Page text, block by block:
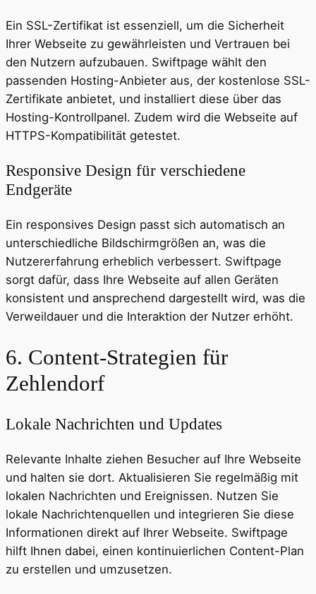
Ein SSL-Zertifikat ist essenziell, um die Sicherheit
Ihrer Webseite zu gewährleisten und Vertrauen bei
den Nutzern aufzubauen. Swiftpage wählt den
passenden Hosting-Anbieter aus, der kostenlose SSL-
Zertifikate anbietet, und installiert diese über das
Hosting-Kontrollpanel. Zudem wird die Webseite auf
HTTPS-Kompatibilität getestet.
Responsive Design für verschiedene
Endgeräte
Ein responsives Design passt sich automatisch an
unterschiedliche Bildschirmgrößen an, was die
Nutzererfahrung erheblich verbessert. Swiftpage
sorgt dafür, dass Ihre Webseite auf allen Geräten
konsistent und ansprechend dargestellt wird, was die
Verweildauer und die Interaktion der Nutzer erhöht.
6. Content-Strategien für
Zehlendorf
Lokale Nachrichten und Updates
Relevante Inhalte ziehen Besucher auf Ihre Webseite
und halten sie dort. Aktualisieren Sie regelmäßig mit
lokalen Nachrichten und Ereignissen. Nutzen Sie
lokale Nachrichtenquellen und integrieren Sie diese
Informationen direkt auf Ihrer Webseite. Swiftpage
hilft Ihnen dabei, einen kontinuierlichen Content-Plan
zu erstellen und umzusetzen.